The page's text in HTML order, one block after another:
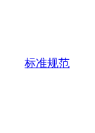
标准规范